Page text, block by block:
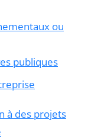
ou
publiques
à des projets